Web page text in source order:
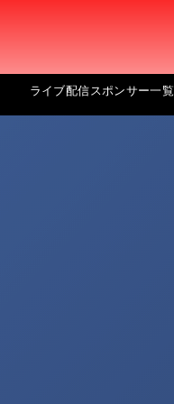
ライブ配信スポンサー一覧